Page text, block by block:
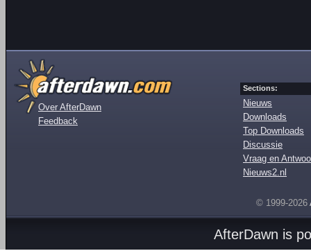
Over AfterDawn
Feedback
Sections:
Nieuws
Downloads
Top Downloads
Discussie
Vraag en
Nieuws2.nl
© 1999-2026
AfterDawn is